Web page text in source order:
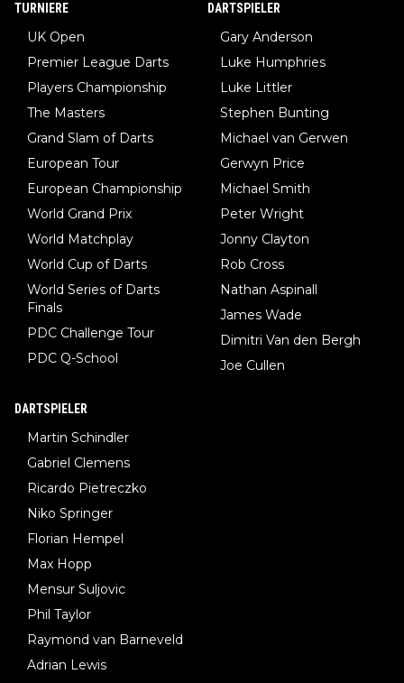
TURNIERE
UK Open
Premier League Darts
Players Championship
The Masters
Grand Slam of Darts
European Tour
European Championship
World Grand Prix
World Matchplay
World Cup of Darts
World Series of Darts
Finals
PDC Challenge Tour
PDC Q-School
DARTSPIELER
Gary Anderson
Luke Humphries
Luke Littler
Stephen Bunting
Michael van Gerwen
Gerwyn Price
Michael Smith
Peter Wright
Jonny Clayton
Rob Cross
Nathan Aspinall
James Wade
Dimitri Van den Bergh
Joe Cullen
DARTSPIELER
Martin Schindler
Gabriel Clemens
Ricardo Pietreczko
Niko Springer
Florian Hempel
Max Hopp
Mensur Suljovic
Phil Taylor
Raymond van Barneveld
Adrian Lewis